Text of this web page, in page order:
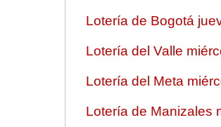
Lotería de Bogotá
Lotería del Valle
Lotería del Meta
Lotería de Manizales